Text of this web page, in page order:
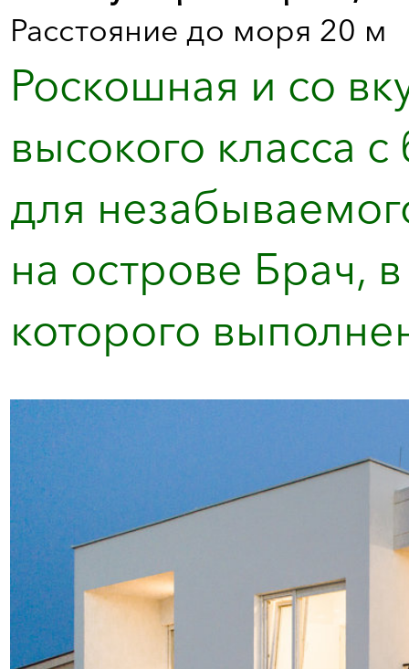
Расстояние до моря 20 м
Роскошная и со
высокого класса
для
на острове Брач,
которого